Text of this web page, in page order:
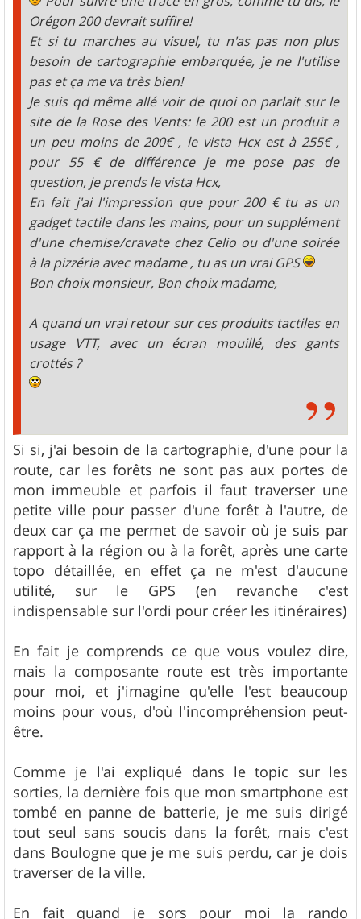
Orégon 200 devrait suffire!
Et si tu marches au visuel, tu n'as pas non plus
besoin de cartographie embarquée, je ne l'utilise
pas et ça me va très bien!
Je suis qd même allé voir de quoi on parlait sur le
site de la Rose des Vents: le 200 est un produit a
un peu moins de 200€ , le vista Hcx est à 255€ ,
pour 55 € de différence je me pose pas de
question, je prends le vista Hcx,
En fait j'ai l'impression que pour 200 € tu as un
gadget tactile dans les mains, pour un supplément
d'une chemise/cravate chez Celio ou d'une soirée
à la pizzéria avec madame , tu as un vrai GPS
Bon choix monsieur, Bon choix madame,
A quand un vrai retour sur ces produits tactiles en
usage VTT, avec un écran mouillé, des gants
crottés ?
Si si, j'ai besoin de la cartographie, d'une pour la
route, car les forêts ne sont pas aux portes de
mon immeuble et parfois il faut traverser une
petite ville pour passer d'une forêt à l'autre, de
deux car ça me permet de savoir où je suis par
rapport à la région ou à la forêt, après une carte
topo détaillée, en effet ça ne m'est d'aucune
utilité, sur le GPS (en revanche c'est
indispensable sur l'ordi pour créer les itinéraires)
En fait je comprends ce que vous voulez dire,
mais la composante route est très importante
pour moi, et j'imagine qu'elle l'est beaucoup
moins pour vous, d'où l'incompréhension peut-
être.
Comme je l'ai expliqué dans le topic sur les
sorties, la dernière fois que mon smartphone est
tombé en panne de batterie, je me suis dirigé
tout seul sans soucis dans la forêt, mais c'est
dans Boulogne que je me suis perdu, car je dois
traverser de la ville.
En fait quand je sors pour moi la rando